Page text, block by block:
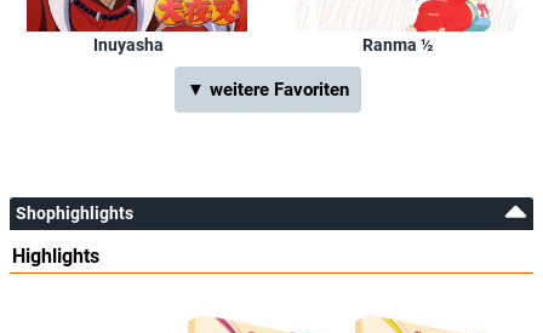
Inuyasha Ranma ½
▼ weitere Favoriten
Shophighlights
Highlights